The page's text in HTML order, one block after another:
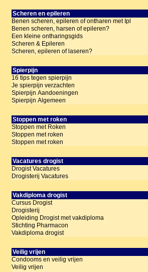
Scheren en epileren
Benen scheren, epileren of ontharen met Ipl
Benen scheren, harsen of epileren?
Een kleine ontharingsgids
Scheren & Epileren
Scheren, epileren of laseren?
Spierpijn
16 tips tegen spierpijn
Je spierpijn verzachten
Spierpijn Aandoeningen
Spierpijn Algemeen
Stoppen met roken
Stoppen met Roken
Stoppen met roken
Stoppen met roken
Vacatures drogist
Drogist Vacatures
Drogisterij Vacatures
Vakdiploma drogist
Cursus Drogist
Drogisterij
Opleiding Drogist met vakdiploma
Stichting Pharmacon
Vakdiploma drogist
Veilig vrijen
Condooms en veilig vrijen
Veilig vrijen